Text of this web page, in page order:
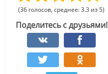
(36 голосов, среднее: 3.3 из 5)
Поделитесь с друзьями!